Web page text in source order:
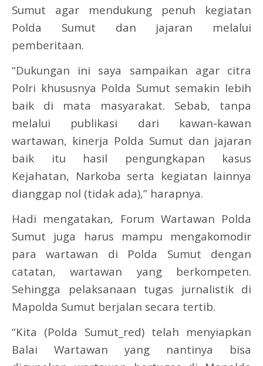
Sumut agar mendukung penuh kegiatan
Polda Sumut dan jajaran melalui
pemberitaan.
“Dukungan ini saya sampaikan agar citra
Polri khususnya Polda Sumut semakin lebih
baik di mata masyarakat. Sebab, tanpa
melalui publikasi dari kawan-kawan
wartawan, kinerja Polda Sumut dan jajaran
baik itu hasil pengungkapan kasus
Kejahatan, Narkoba serta kegiatan lainnya
dianggap nol (tidak ada),” harapnya.
Hadi mengatakan, Forum Wartawan Polda
Sumut juga harus mampu mengakomodir
para wartawan di Polda Sumut dengan
catatan, wartawan yang berkompeten.
Sehingga pelaksanaan tugas jurnalistik di
Mapolda Sumut berjalan secara tertib.
“Kita (Polda Sumut_red) telah menyiapkan
Balai Wartawan yang nantinya bisa